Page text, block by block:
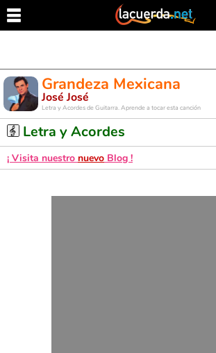
Grandeza Mexicana
José José
Letra y Acordes de Guitarra. Aprende a tocar esta canción
Letra y Acordes
¡ Visita nuestro nuevo Blog !